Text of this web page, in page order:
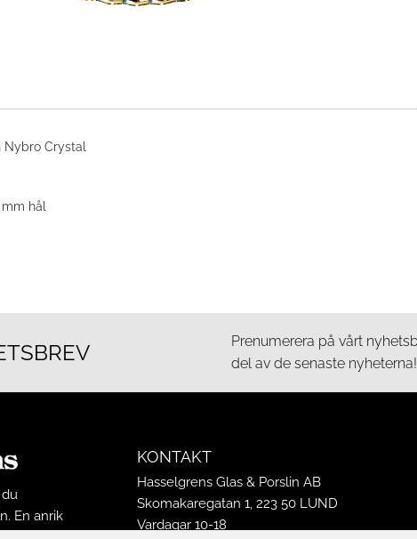
Nybro Crystal
hål
Prenumerera på vårt
del av de senaste nyheterna!
En anrik
KONTAKT
Hasselgrens Glas & Porslin AB
Skomakaregatan 1, 223 50 LUND
Vardagar 10-18